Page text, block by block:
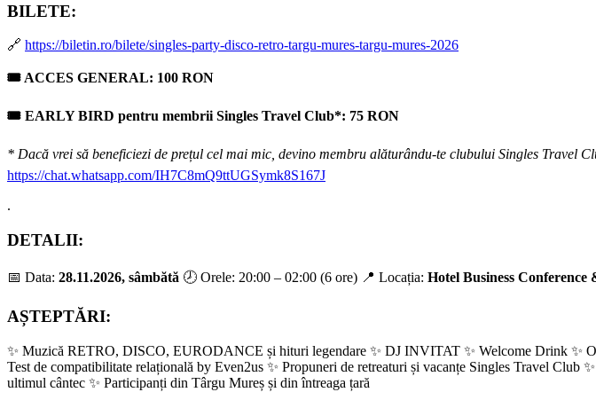
BILETE:
🔗 https://biletin.ro/bilete/singles-party-disco-retro-targu-mures-targu-mures-2026
🎟 ACCES GENERAL: 100 RON
🎟 EARLY BIRD pentru membrii Singles Travel Club*: 75 RON
* Dacă vrei să beneficiezi de prețul cel mai mic, devino membru alăturându-te clubului Singles Travel
https://chat.whatsapp.com/IH7C8mQ9ttUGSymk8S167J
.
DETALII:
📅 Data: 28.11.2026, sâmbătă 🕗 Orele: 20:00 – 02:00 (6 ore) 📍 Locația: Hotel Business
AȘTEPTĂRI:
✨ Muzică RETRO, DISCO, EURODANCE și hituri legendare ✨ DJ INVITAT ✨ Welcome Drink ✨
Test de compatibilitate relațională by Even2us ✨ Propuneri de retreaturi și vacanțe Singles Travel Club
ultimul cântec ✨ Participanți din Târgu Mureș și din întreaga țară